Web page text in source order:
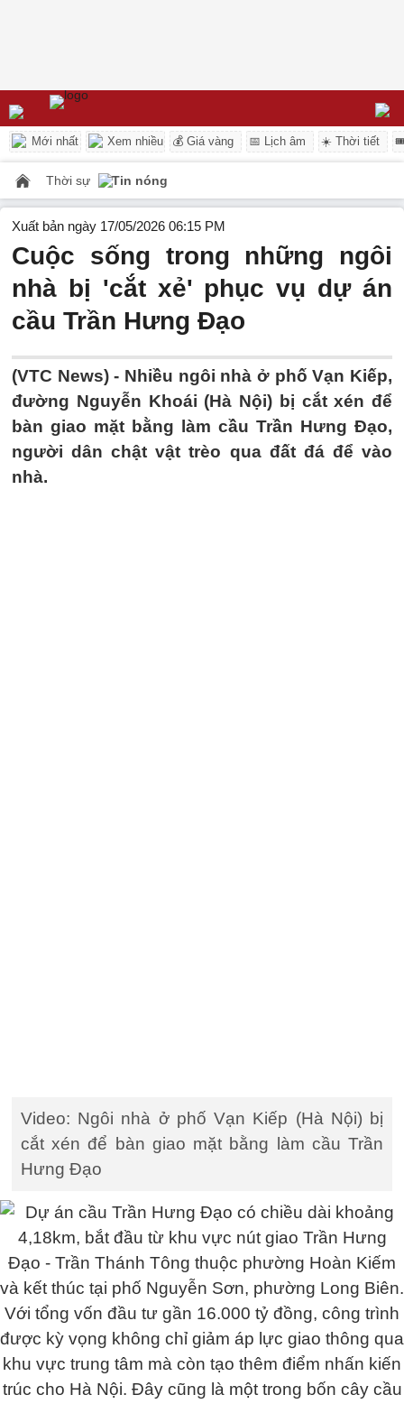
Mới nhất Xem nhiều 💰 Giá vàng 📅 Lịch âm ☀️ Thời tiết
Thời sự Tin nóng
Xuất bản ngày 17/05/2026 06:15 PM
Cuộc sống trong những ngôi
nhà bị 'cắt xẻ' phục vụ dự án
cầu Trần Hưng Đạo
(VTC News) - Nhiều ngôi nhà ở phố Vạn Kiếp,
đường Nguyễn Khoái (Hà Nội) bị cắt xén để
bàn giao mặt bằng làm cầu Trần Hưng Đạo,
người dân chật vật trèo qua đất đá để vào
nhà.
Video: Ngôi nhà ở phố Vạn Kiếp (Hà Nội) bị
cắt xén để bàn giao mặt bằng làm cầu Trần
Hưng Đạo